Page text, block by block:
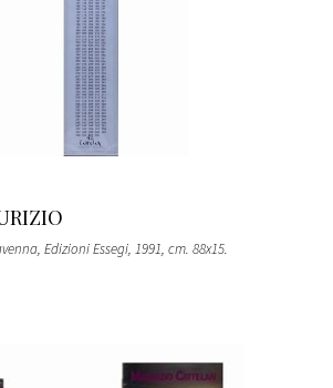
Edizioni Essegi, 1991, cm. 88x15.